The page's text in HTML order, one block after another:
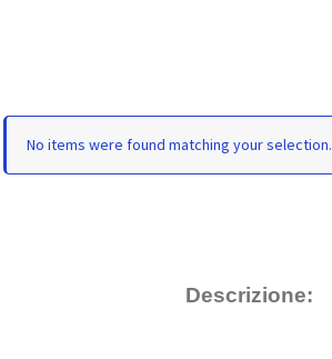
No items were found matching your selection.
Descrizione: